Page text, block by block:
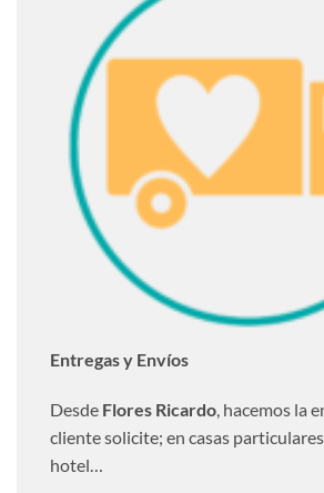
Entregas y Envíos
Desde Flores Ricardo, hacemos la
cliente solicite; en casas
hotel…